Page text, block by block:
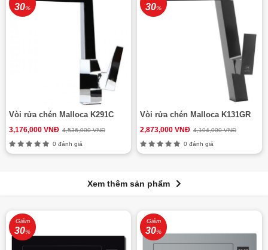
30%
Vòi rửa chén Malloca K291C
3,176,000 VNĐ 4,536,000 VNĐ
0 đánh giá
30%
Vòi rửa chén Malloca K131GR
2,873,000 VNĐ 4,104,000 VNĐ
0 đánh giá
Xem thêm sản phẩm
Giảm
30%
Giảm
30%